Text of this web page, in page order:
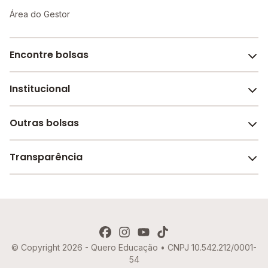
Área do Gestor
Encontre bolsas
Melhores escolas de São Paulo
Escolas por cidade e bairro
Institucional
Sobre o Melhor Escola
Revista Melhor Escola
Outras bolsas
Faculdades e universidades
Transparência
Política de Cookies
© Copyright 2026 - Quero Educação • CNPJ 10.542.212/0001-
54